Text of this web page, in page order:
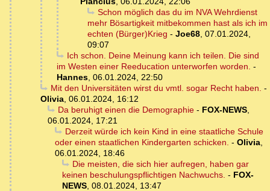
Schon möglich das du im NVA Wehrdienst
mehr Bösartigkeit mitbekommen hast als ich im
echten (Bürger)Krieg - Joe68, 07.01.2024,
09:07
Ich schon. Deine Meinung kann ich teilen. Die sind
im Westen einer Reeducation unterworfen worden. -
Hannes, 06.01.2024, 22:50
Mit den Universitäten wirst du vmtl. sogar Recht haben. -
Olivia, 06.01.2024, 16:12
Da beruhigt einen die Demographie- FOX-NEWS,
06.01.2024, 17:21
Derzeit würde ich kein Kind in eine staatliche Schule
oder einen staatlichen Kindergarten schicken. - Olivia,
06.01.2024, 18:46
Die meisten, die sich hier aufregen, haben gar
keinen beschulungspflichtigen Nachwuchs. - FOX-
NEWS, 08.01.2024, 13:47